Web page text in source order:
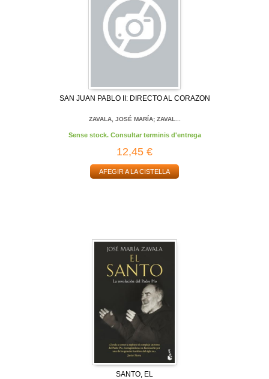
SAN JUAN PABLO II: DIRECTO AL CORAZON
ZAVALA, JOSÉ MARÍA; ZAVAL...
Sense stock. Consultar terminis d'entrega
12,45 €
AFEGIR A LA CISTELLA
SANTO, EL